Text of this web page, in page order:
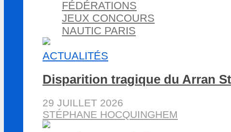
FÉDÉRATIONS
JEUX CONCOURS
NAUTIC PARIS
ACTUALITÉS
Disparition tragique du Arran
29 JUILLET 2026
STÉPHANE HOCQUINGHEM